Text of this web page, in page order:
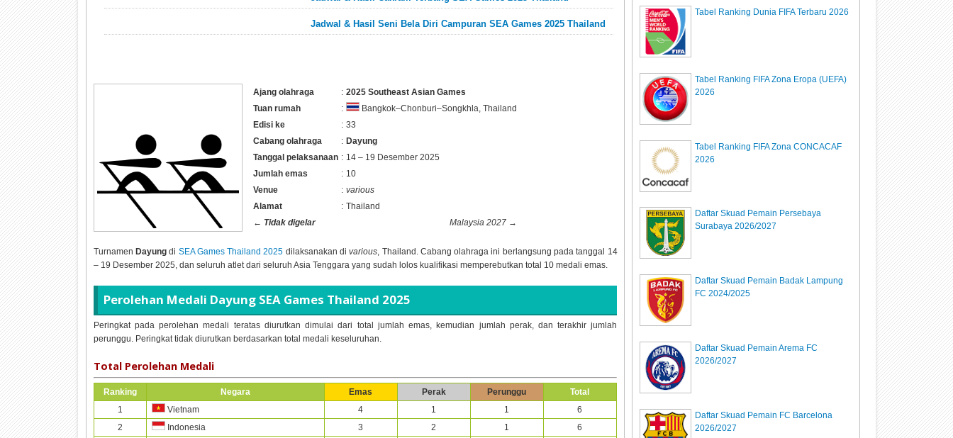
Jadwal & Hasil Seni Bela Diri Campuran SEA Games 2025 Thailand
Ajang olahraga : 2025 Southeast Asian Games
Tuan rumah
:
Bangkok–Chonburi–Songkhla, Thailand
Edisi ke
: 33
Cabang olahraga
: Dayung
Tanggal pelaksanaan : 14 – 19 Desember 2025
Jumlah emas
: 10
Venue
: various
Alamat
: Thailand
← Tidak digelar Malaysia 2027→
TurnamenDayung di SEA Games Thailand 2025 dilaksanakan divarious , Thailand. Cabang olahraga ini berlangsung pada tanggal 14
– 19 Desember 2025, dan seluruh atlet dari seluruh Asia Tenggara yang sudah lolos kualifikasi memperebutkan total 10 medali emas.
Perolehan Medali Dayung SEA Games Thailand 2025
Peringkat pada perolehan medali teratas diurutkan dimulai dari total jumlah emas, kemudian jumlah perak, dan terakhir jumlah
perunggu. Peringkat tidak diurutkan berdasarkan total medali keseluruhan.
Total Perolehan Medali
Ranking Negara Emas Perak Perunggu
Total
1
Vietnam 4 1 1
6
2
Indonesia 3 2 1
6
Tabel Ranking Dunia FIFA Terbaru 2026
Tabel Ranking FIFA Zona Eropa (UEFA)
2026
Tabel Ranking FIFA Zona CONCACAF
2026
Daftar Skuad Pemain Persebaya
Surabaya 2026/2027
Daftar Skuad Pemain Badak Lampung
FC 2024/2025
Daftar Skuad Pemain Arema FC
2026/2027
Daftar Skuad Pemain FC Barcelona
2026/2027